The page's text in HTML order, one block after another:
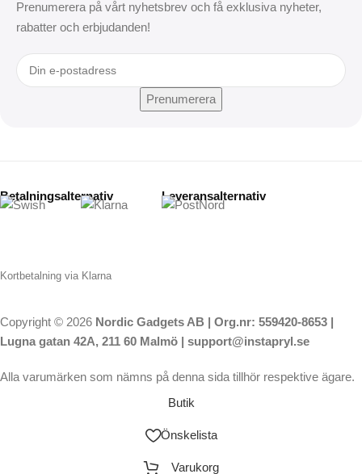
Prenumerera på vårt nyhetsbrev och få exklusiva nyheter,
rabatter och erbjudanden!
Betalningsalternativ
Kortbetalning via Klarna
Leveransalternativ
Copyright © 2026 Nordic Gadgets AB | Org.nr: 559420-8653 |
Lugna gatan 42A, 211 60 Malmö | support@instapryl.se
Alla varumärken som nämns på denna sida tillhör respektive ägare.
Butik
Önskelista
Varukorg